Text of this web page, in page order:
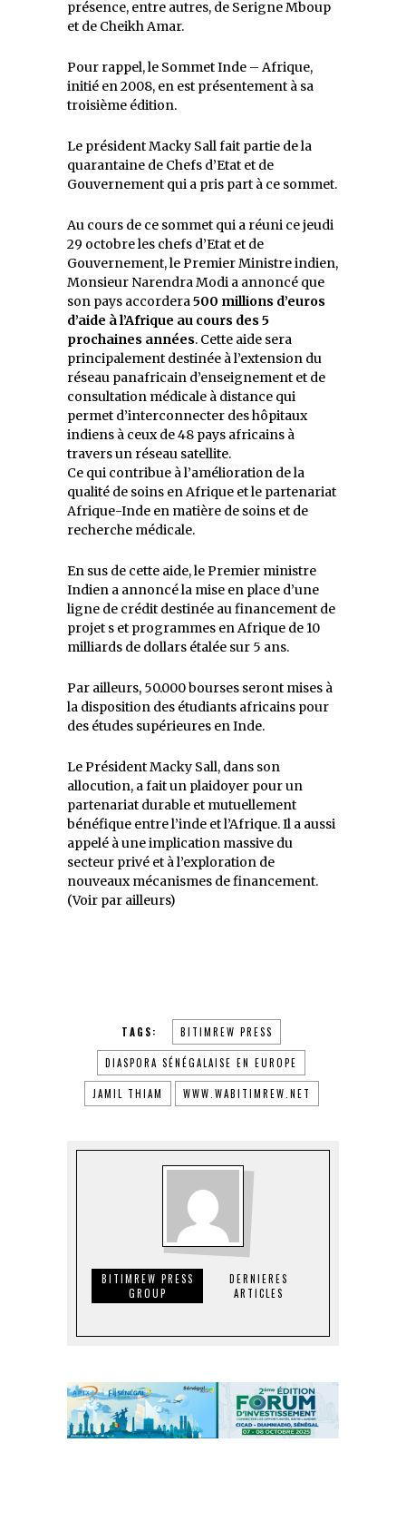
présence, entre autres, de Serigne Mboup
et de Cheikh Amar.
Pour rappel, le Sommet Inde – Afrique,
initié en 2008, en est présentement à sa
troisième édition.
Le président Macky Sall fait partie de la
quarantaine de Chefs d’Etat et de
Gouvernement qui a pris part à ce sommet.
Au cours de ce sommet qui a réuni ce jeudi
29 octobre les chefs d’Etat et de
Gouvernement, le Premier Ministre indien,
Monsieur Narendra Modi a annoncé que
son pays accordera500 millions d’euros
d’aide à l’Afrique au cours des 5
prochaines années. Cette aide sera
principalement destinée à l’extension du
réseau panafricain d’enseignement et de
consultation médicale à distance qui
permet d’interconnecter des hôpitaux
indiens à ceux de 48 pays africains à
travers un réseau satellite.
Ce qui contribue à l’amélioration de la
qualité de soins en Afrique et le partenariat
Afrique-Inde en matière de soins et de
recherche médicale.
En sus de cette aide, le Premier ministre
Indien a annoncé la mise en place d’une
ligne de crédit destinée au financement de
projet s et programmes en Afrique de 10
milliards de dollars étalée sur 5 ans.
Par ailleurs, 50.000 bourses seront mises à
la disposition des étudiants africains pour
des études supérieures en Inde.
Le Président Macky Sall, dans son
allocution, a fait un plaidoyer pour un
partenariat durable et mutuellement
bénéfique entre l’inde et l’Afrique. Il a aussi
appelé à une implication massive du
secteur privé et à l’exploration de
nouveaux mécanismes de financement.
(Voir par ailleurs)
TAGS: BITIMREW PRESS
DIASPORA SÉNÉGALAISE EN EUROPE
JAMIL THIAM WWW.WABITIMREW.NET
BITIMREW PRESS
GROUP
DERNIERES
ARTICLES